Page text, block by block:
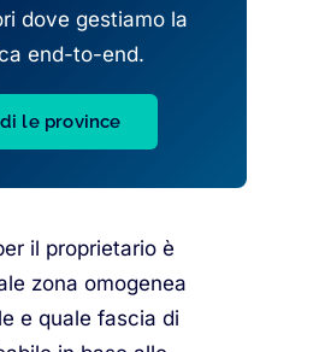
dove gestiamo la
end-to-end.
le province
il proprietario è
zona omogenea
e quale fascia di